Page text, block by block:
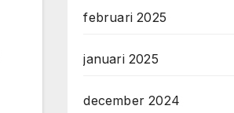
februari 2025
januari 2025
december 2024